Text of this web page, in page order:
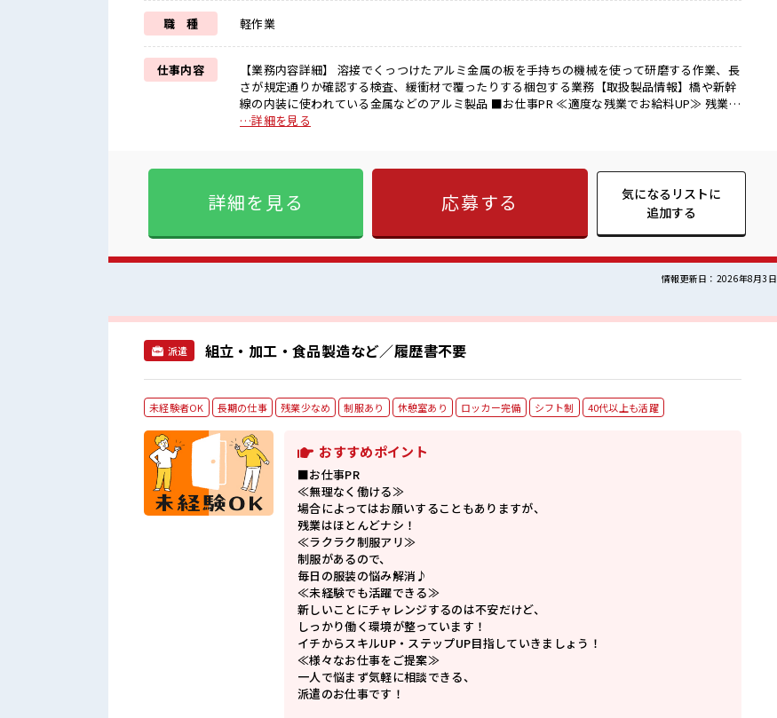
職 種 軽作業
仕事内容
【業務内容詳細】 溶接でくっつけたアルミ金属の板を手持ちの機械を使って研磨する作業、長
さが規定通りか確認する検査、緩衝材で覆ったりする梱包する業務【取扱製品情報】橋や新幹
線の内装に使われている金属などのアルミ製品 ■お仕事PR ≪適度な残業でお給料UP≫ 残業は
月20時間未満で、 ほどよく稼げます♪ ≪機能的な制服アリ≫ 制服があるので、 毎日の服装の
分に合った期間で働ける≫ 福利厚生が整った派遣のお仕事です！ ■職場の雰囲気 少人数です
ぐに馴染むことができそう♪ アットホームな環境☆ 活気あふれる20代活躍中の職場です☆ 休
憩室で自分タイム！ のんびりスマホチェック♪
…詳細を見る
詳細を見る 応募する
気になるリストに
追加する
情報更新日：2026年8月3日
派遣 組立・加工・食品製造など／履歴書不要
未経験者OK 長期の仕事 残業少なめ 制服あり 休憩室あり ロッカー完備 シフト制 40代以上も活躍
おすすめポイント
■お仕事PR
≪無理なく働ける≫
場合によってはお願いすることもありますが、
残業はほとんどナシ！
≪ラクラク制服アリ≫
制服があるので、
毎日の服装の悩み解消♪
≪未経験でも活躍できる≫
新しいことにチャレンジするのは不安だけど、
しっかり働く環境が整っています！
イチからスキルUP・ステップUP目指していきましょう！
≪様々なお仕事をご提案≫
一人で悩まず気軽に相談できる、
派遣のお仕事です！